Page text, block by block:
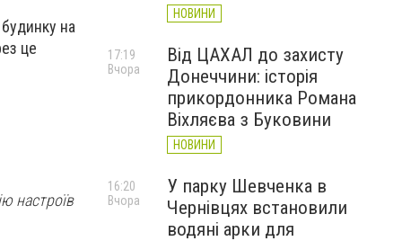
на
це
настроїв
НОВИНИ
Від ЦАХАЛ до захисту
Донеччини: історія
прикордонника Романа
Віхляєва з Буковини
НОВИНИ
17:19
Вчора
У парку Шевченка в
Чернівцях встановили
водяні арки для
16:20
Вчора